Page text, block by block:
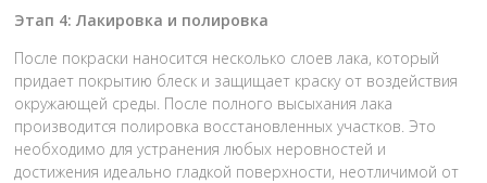
Этап 4: Лакировка и полировка
После покраски наносится несколько слоев лака, который
придает покрытию блеск и защищает краску от воздействия
окружающей среды. После полного высыхания лака
производится полировка восстановленных участков. Это
необходимо для устранения любых неровностей и
достижения идеально гладкой поверхности, неотличимой от